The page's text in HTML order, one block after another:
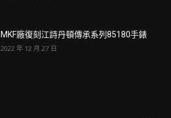
MKF廠復刻江詩丹頓傳承系列85180手錶
2022 年 12 月 27 日